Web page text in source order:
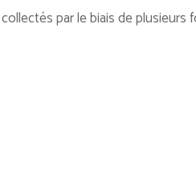
par le biais de plusieurs